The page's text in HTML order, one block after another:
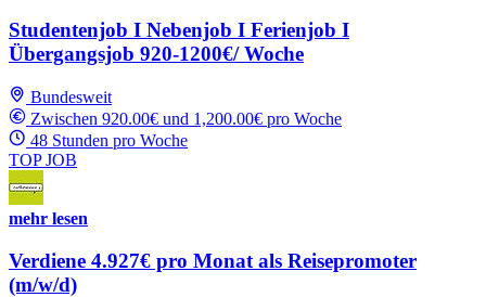
Studentenjob I Nebenjob I Ferienjob I
Übergangsjob 920-1200€/ Woche
Bundesweit
Zwischen 920.00€ und 1,200.00€ pro Woche
48 Stunden pro Woche
TOP JOB
mehr lesen
Verdiene 4.927€ pro Monat als Reisepromoter
(m/w/d)